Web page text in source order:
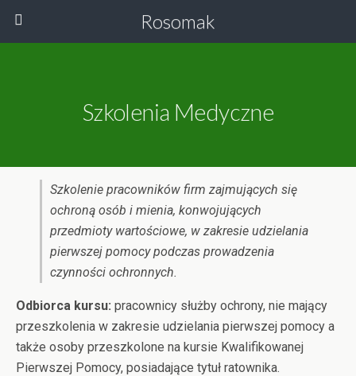
Rosomak
Szkolenia Medyczne
Szkolenie pracowników firm zajmujących się
ochroną osób i mienia, konwojujących
przedmioty wartościowe, w zakresie udzielania
pierwszej pomocy podczas prowadzenia
czynności ochronnych.
Odbiorca kursu: pracownicy służby ochrony, nie mający
przeszkolenia w zakresie udzielania pierwszej pomocy a
także osoby przeszkolone na kursie Kwalifikowanej
Pierwszej Pomocy, posiadające tytuł ratownika.